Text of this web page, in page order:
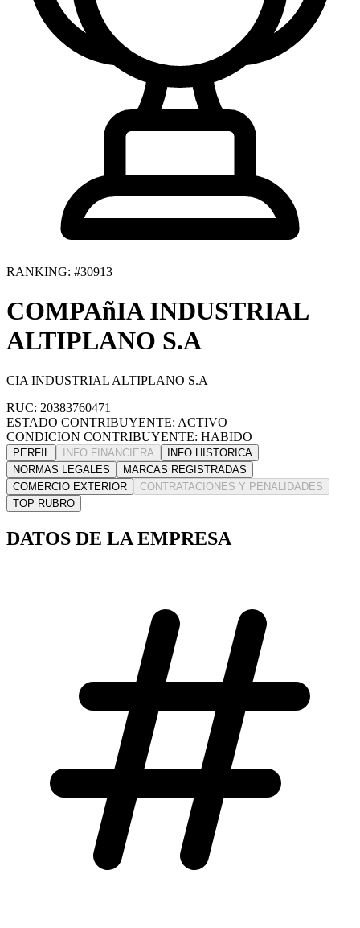
RANKING: #30913
COMPAñIA INDUSTRIAL
ALTIPLANO S.A
CIA INDUSTRIAL ALTIPLANO S.A
RUC: 20383760471
ESTADO CONTRIBUYENTE: ACTIVO
CONDICION CONTRIBUYENTE: HABIDO
PERFIL INFO FINANCIERA
INFO HISTORICA
NORMAS LEGALES
MARCAS REGISTRADAS
COMERCIO EXTERIOR
CONTRATACIONES Y PENALIDADES
TOP RUBRO
DATOS DE LA EMPRESA